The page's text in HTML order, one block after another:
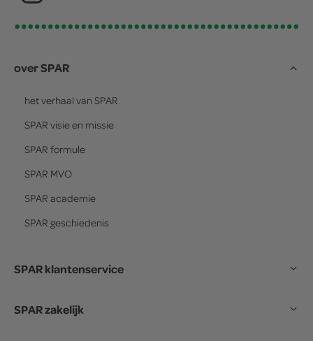
over SPAR
het verhaal van SPAR
SPAR visie en missie
SPAR formule
SPAR MVO
SPAR academie
SPAR geschiedenis
SPAR klantenservice
SPAR zakelijk